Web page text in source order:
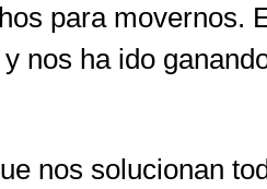
para movernos.
nos ha ido
nos solucionan